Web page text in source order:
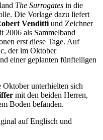
The Surrogates in die
Die Vorlage dazu liefert
Venditti und Zeichner
2006 als Sammelband
erst diese Tage. Auf
der im Oktober
einer geplanten fünfteiligen
unterhielten sich
mit den beiden Herren,
Boden befanden.
auf Englisch und